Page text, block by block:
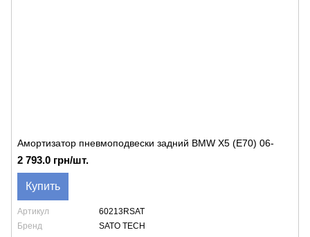
Амортизатор пневмоподвески задний BMW X5 (E70) 06-
2 793.0 грн/шт.
Купить
Артикул
60213RSAT
Бренд
SATO TECH